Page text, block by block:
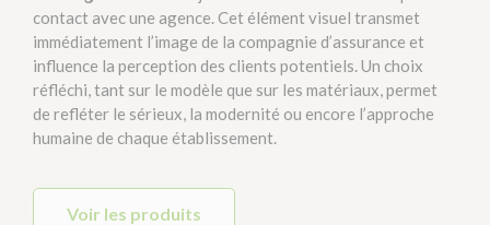
contact avec une agence. Cet élément visuel transmet
immédiatement l’image de la compagnie d’assurance et
influence la perception des clients potentiels. Un choix
réfléchi, tant sur le modèle que sur les matériaux, permet
de refléter le sérieux, la modernité ou encore l’approche
humaine de chaque établissement.
Voir les produits